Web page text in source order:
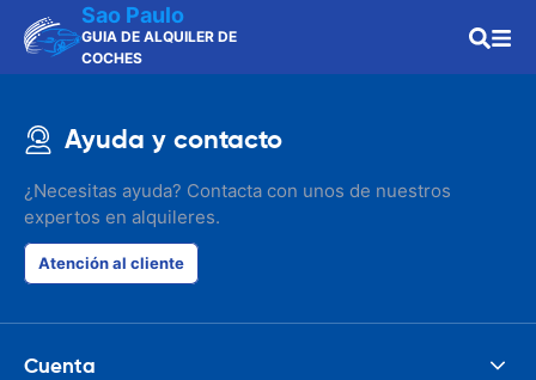
Sao Paulo
GUIA DE ALQUILER DE
COCHES
Ayuda y contacto
¿Necesitas ayuda? Contacta con unos de nuestros
expertos en alquileres.
Atención al cliente
Cuenta